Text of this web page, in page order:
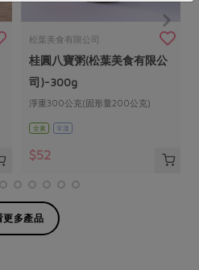
松葉美食有限公司
桂圓八寶粥(松葉美食有限公
司)-300g
淨重300公克(固形量200公克)
全素 常溫
$52
更多產品